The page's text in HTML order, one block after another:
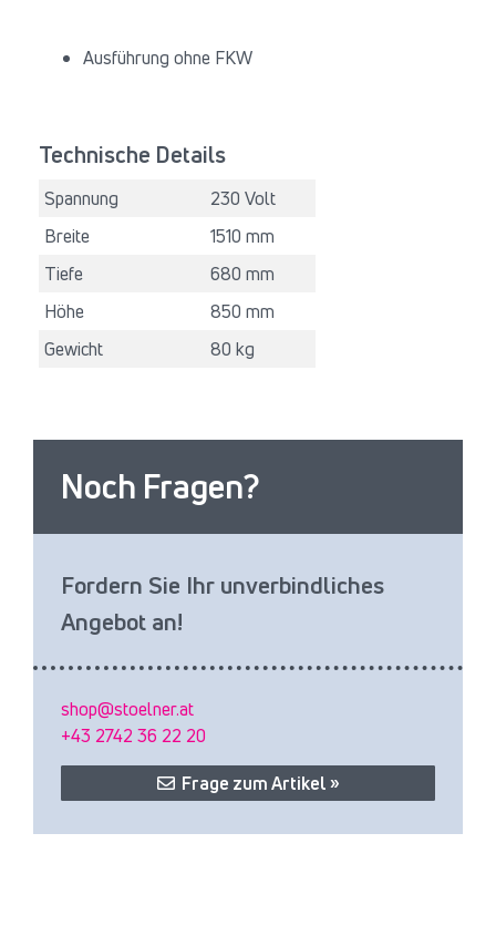
Ausführung ohne FKW
Technische Details
Spannung
230 Volt
Breite
1510 mm
Tiefe
680 mm
Höhe
850 mm
Gewicht
80 kg
Noch Fragen?
Fordern Sie Ihr unverbindliches
Angebot an!
shop@stoelner.at
+43 2742 36 22 20
Frage zum Artikel »